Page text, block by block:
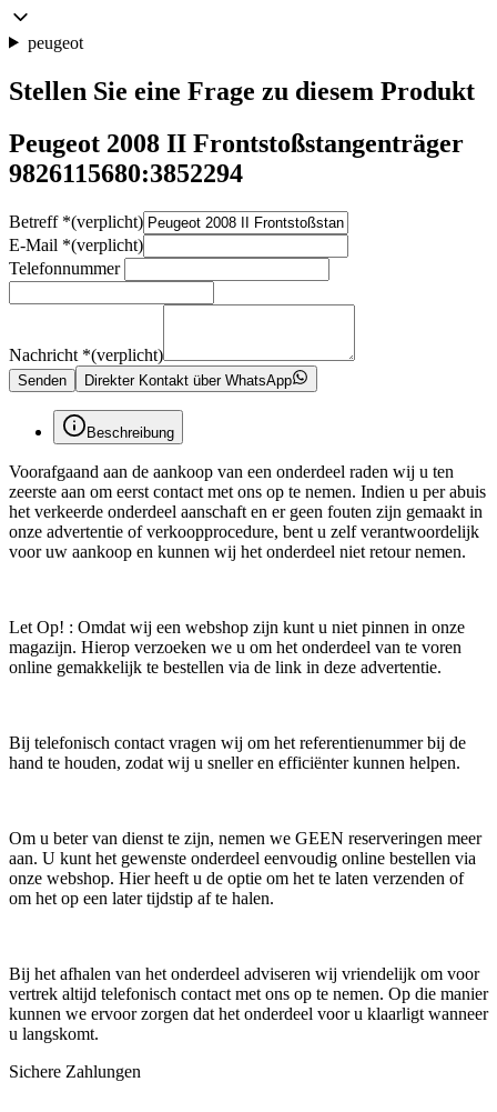
peugeot
Stellen Sie eine Frage zu diesem Produkt
Peugeot 2008 II Frontstoßstangenträger
9826115680:3852294
Betreff *(verplicht)
E-Mail *(verplicht)
Telefonnummer
Nachricht *(verplicht)
Senden Direkter Kontakt über WhatsApp
Beschreibung
Voorafgaand aan de aankoop van een onderdeel raden wij u ten
zeerste aan om eerst contact met ons op te nemen. Indien u per abuis
het verkeerde onderdeel aanschaft en er geen fouten zijn gemaakt in
onze advertentie of verkoopprocedure, bent u zelf verantwoordelijk
voor uw aankoop en kunnen wij het onderdeel niet retour nemen.
Let Op! : Omdat wij een webshop zijn kunt u niet pinnen in onze
magazijn. Hierop verzoeken we u om het onderdeel van te voren
online gemakkelijk te bestellen via de link in deze advertentie.
Bij telefonisch contact vragen wij om het referentienummer bij de
hand te houden, zodat wij u sneller en efficiënter kunnen helpen.
Om u beter van dienst te zijn, nemen we GEEN reserveringen meer
aan. U kunt het gewenste onderdeel eenvoudig online bestellen via
onze webshop. Hier heeft u de optie om het te laten verzenden of
om het op een later tijdstip af te halen.
Bij het afhalen van het onderdeel adviseren wij vriendelijk om voor
vertrek altijd telefonisch contact met ons op te nemen. Op die manier
kunnen we ervoor zorgen dat het onderdeel voor u klaarligt wanneer
u langskomt.
Sichere Zahlungen